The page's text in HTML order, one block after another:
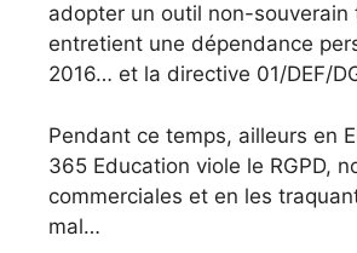
adopter un outil non-souverain
entretient une dépendance
2016… et la directive 01/DEF/
Pendant ce temps, ailleurs en
365 Education viole le RGPD,
commerciales et en les
mal…